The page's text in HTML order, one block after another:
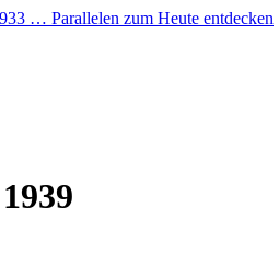
… Parallelen zum Heute entdecken